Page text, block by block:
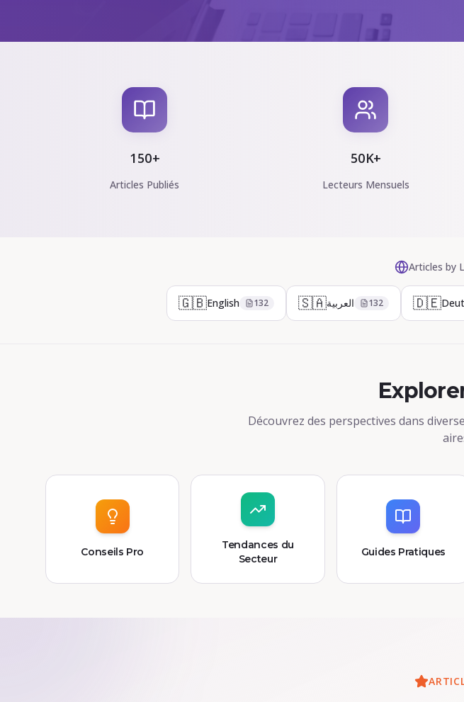
150+
Articles Publiés
50K+
Lecteurs Mensuels
Articles by
🇬🇧English 132 🇸🇦العربية 132 🇩🇪
Découvrez des perspectives dans
Conseils Pro
Tendances du
Secteur
Guides Pratiques